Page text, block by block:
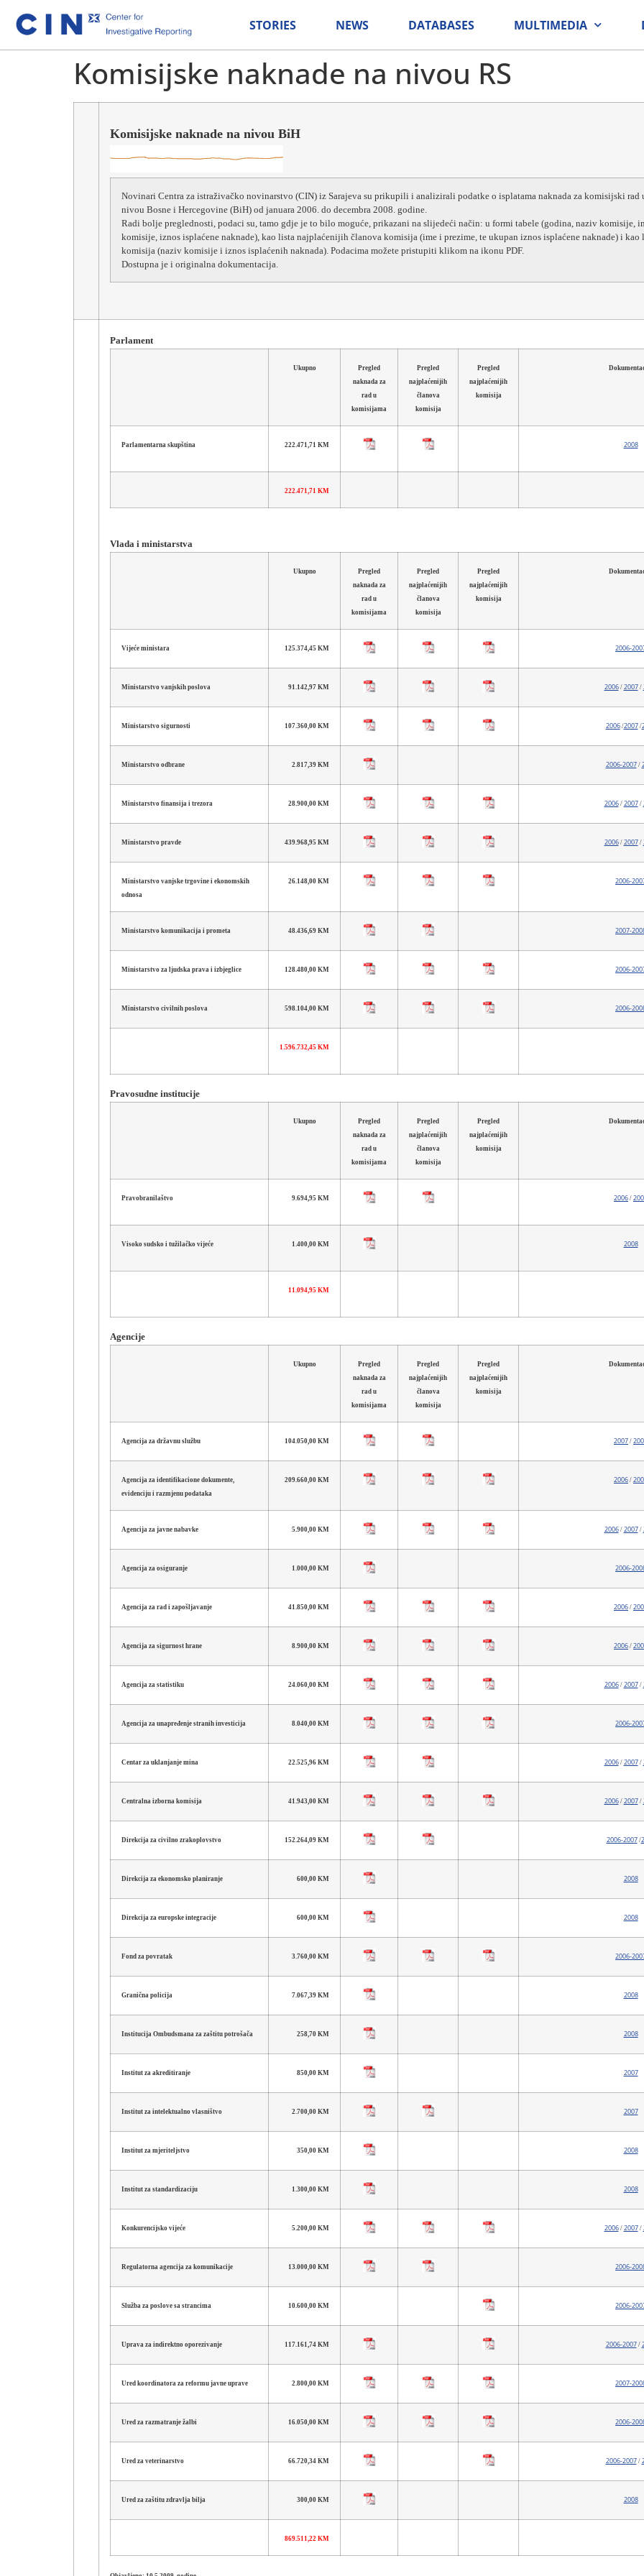
STORIES NEWS DATABASES MULTIMEDIA
Komisijske naknade na nivou RS
Komisijske naknade na nivou BiH
Novinari Centra za istraživačko novinarstvo (CIN) iz Sarajeva su prikupili i analizirali podatke o isplatama naknada za komisijski
nivou Bosne i Hercegovine (BiH) od januara 2006. do decembra 2008. godine.
Radi bolje preglednosti, podaci su, tamo gdje je to bilo moguće, prikazani na slijedeći način: u formi tabele (godina, naziv komisije,
komisije, iznos isplaćene naknade), kao lista najplaćenijih članova komisija (ime i prezime, te ukupan iznos isplaćene naknade) i
komisija (naziv komisije i iznos isplaćenih naknada). Podacima možete pristupiti klikom na ikonu PDF.
Dostupna je i originalna dokumentacija.
Parlament
Ukupno
Pregled
naknada za
rad u
komisijama
Pregled
najplaćenijih
članova
komisija
Pregled
najplaćenijih
komisija
Parlamentarna skupština 222.471,71 KM 2008
222.471,71 KM
Vlada i ministarstva
Ukupno
Pregled
naknada za
rad u
komisijama
Pregled
najplaćenijih
članova
komisija
Pregled
najplaćenijih
komisija
Vijeće ministara 125.374,45 KM 2006-
Ministarstvo vanjskih poslova 91.142,97 KM 2006/ 2007/
Ministarstvo sigurnosti 107.360,00 KM 2006/2007/
Ministarstvo odbrane 2.817,39 KM 2006-2007/
Ministarstvo finansija i trezora 28.900,00 KM 2006/ 2007/
Ministarstvo pravde 439.968,95 KM 2006/ 2007/
Ministarstvo vanjske trgovine i ekonomskih
odnosa
26.148,00 KM 2006-
Ministarstvo komunikacija i prometa 48.436,69 KM 2007-
Ministarstvo za ljudska prava i izbjeglice 128.480,00 KM 2006-
Ministarstvo civilnih poslova 598.104,00 KM 2006-
1.596.732,45 KM
Pravosudne institucije
Ukupno
Pregled
naknada za
rad u
komisijama
Pregled
najplaćenijih
članova
komisija
Pregled
najplaćenijih
komisija
Pravobranilaštvo 9.694,95 KM 2006 /
Visoko sudsko i tužilačko vijeće 1.400,00 KM 2008
11.094,95 KM
Agencije
Ukupno
Pregled
naknada za
rad u
komisijama
Pregled
najplaćenijih
članova
komisija
Pregled
najplaćenijih
komisija
Agencija za državnu službu 104.050,00 KM 2007 /
Agencija za identifikacione dokumente,
evidenciju i razmjenu podataka
209.660,00 KM 2006 /
Agencija za javne nabavke 5.900,00 KM 2006/ 2007/
Agencija za osiguranje 1.000,00 KM 2006-
Agencija za rad i zapošljavanje 41.850,00 KM 2006 /
Agencija za sigurnost hrane 8.900,00 KM 2006 /
Agencija za statistiku 24.060,00 KM 2006/ 2007/
Agencija za unapređenje stranih investicija 8.040,00 KM 2006-
Centar za uklanjanje mina 22.525,96 KM 2006/ 2007/
Centralna izborna komisija 41.943,00 KM 2006/ 2007/
Direkcija za civilno zrakoplovstvo 152.264,09 KM 2006-2007/
Direkcija za ekonomsko planiranje 600,00 KM 2008
Direkcija za europske integracije 600,00 KM 2008
Fond za povratak 3.760,00 KM 2006-
Granična policija 7.067,39 KM 2008
Institucija Ombudsmana za zaštitu potrošača 258,70 KM 2008
Institut za akreditiranje 850,00 KM 2007
Institut za intelektualno vlasništvo 2.700,00 KM 2007
Institut za mjeriteljstvo 350,00 KM 2008
Institut za standardizaciju 1.300,00 KM 2008
Konkurencijsko vijeće 5.200,00 KM 2006/ 2007/
Regulatorna agencija za komunikacije 13.000,00 KM 2006-
Služba za poslove sa strancima 10.600,00 KM 2006-
Uprava za indirektno oporezivanje 117.161,74 KM 2006-2007/
Ured koordinatora za reformu javne uprave 2.800,00 KM 2007-
Ured za razmatranje žalbi 16.050,00 KM 2006-
Ured za veterinarstvo 66.720,34 KM 2006-2007/
Ured za zaštitu zdravlja bilja 300,00 KM 2008
869.511,22 KM